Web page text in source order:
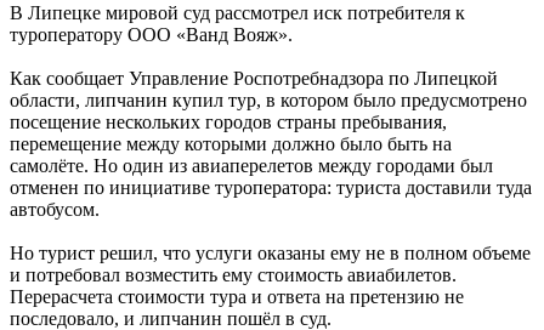
В Липецке мировой суд рассмотрел иск потребителя к
туроператору ООО «Ванд Вояж».
Как сообщает Управление Роспотребнадзора по Липецкой
области, липчанин купил тур, в котором было предусмотрено
посещение нескольких городов страны пребывания,
перемещение между которыми должно было быть на
самолёте. Но один из авиаперелетов между городами был
отменен по инициативе туроператора: туриста доставили туда
автобусом.
Но турист решил, что услуги оказаны ему не в полном объеме
и потребовал возместить ему стоимость авиабилетов.
Перерасчета стоимости тура и ответа на претензию не
последовало, и липчанин пошёл в суд.